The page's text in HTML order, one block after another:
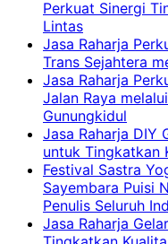
Perkuat Sinergi
Lintas
Jasa Raharja
Trans Sejahtera
Jasa Raharja
Jalan Raya
Gunungkidul
Jasa Raharja DIY
untuk Tingkatkan
Festival Sastra
Sayembara Puisi
Penulis Seluruh
Jasa Raharja